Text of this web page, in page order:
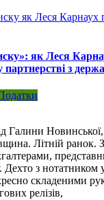
як Леся
партнерстві з
Галини
Літній ранок.
Дехто з
складеними
релізів,